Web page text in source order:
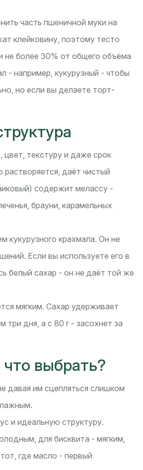
часть пшеничной муки на
клейковину, поэтому тесто
не более 30% от общего объёма
- например, кукурузный - чтобы
но если вы делаете торт-
цвет, текстуру и даже срок
даёт чистый
содержит мелассу -
брауни, карамельных
кукурузного крахмала. Он не
Если вы используете его в
белый сахар - он не даёт той же
мягким. Сахар удерживает
три дня, а с 80 г - засохнет за
выбрать?
давая им сцепляться слишком
и идеальную структуру.
для бисквита - мягким,
где масло - первый